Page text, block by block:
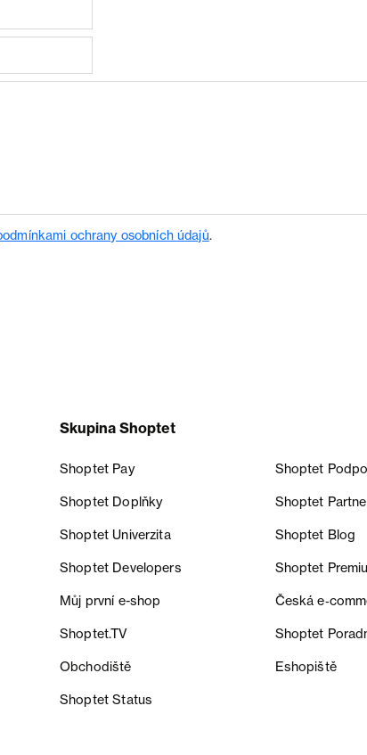
ochrany osobních údajů.
Skupina Shoptet
Shoptet Pay Shoptet
Shoptet Doplňky Shoptet
Shoptet Univerzita Shoptet Blog
Shoptet Developers Shoptet
Můj první e-shop Česká
Shoptet.TV Shoptet
Obchodiště Eshopiště
Shoptet Status